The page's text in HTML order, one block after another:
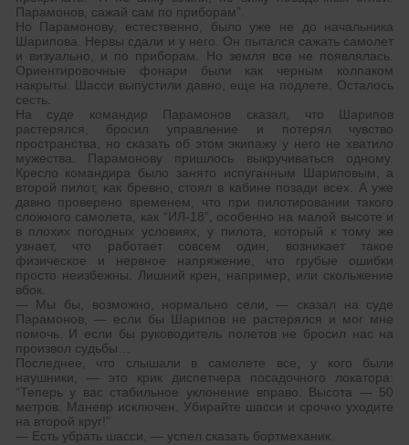
Парамонов, сажай сам по приборам”.
Но Парамонову, естественно, было уже не до начальника
Шарипова. Нервы сдали и у него. Он пытался сажать самолет
и визуально, и по приборам. Но земля все не появлялась.
Ориентировочные фонари были как черным колпаком
накрыты. Шасси выпустили давно, еще на подлете. Осталось
сесть.
На суде командир Парамонов сказал, что Шарипов
растерялся, бросил управление и потерял чувство
пространства, но сказать об этом экипажу у него не хватило
мужества. Парамонову пришлось выкручиваться одному.
Кресло командира было занято испуганным Шариповым, а
второй пилот, как бревно, стоял в кабине позади всех. А уже
давно проверено временем, что при пилотировании такого
сложного самолета, как “ИЛ-18”, особенно на малой высоте и
в плохих погодных условиях, у пилота, который к тому же
узнает, что работает совсем один, возникает такое
физическое и нервное напряжение, что грубые ошибки
просто неизбежны. Лишний крен, например, или скольжение
вбок.
— Мы бы, возможно, нормально сели, — сказал на суде
Парамонов, — если бы Шарипов не растерялся и мог мне
помочь. И если бы руководитель полетов не бросил нас на
произвол судьбы…
Последнее, что слышали в самолете все, у кого были
наушники, — это крик диспетчера посадочного локатора:
“Теперь у вас стабильное уклонение вправо. Высота — 50
метров. Маневр исключен. Убирайте шасси и срочно уходите
на второй круг!”
— Есть убрать шасси, — успел сказать бортмеханик.